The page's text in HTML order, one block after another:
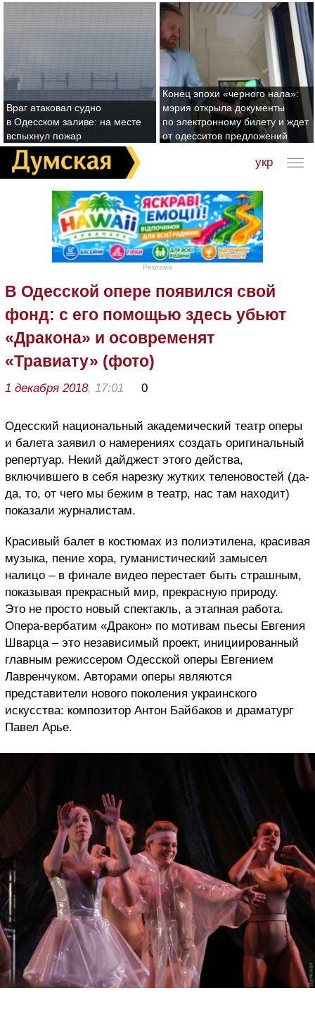
Враг атаковал судно
в Одесском заливе: на месте
вспыхнул пожар
Конец эпохи «черного нала»:
мэрия открыла документы
по электронному билету и ждет
от одесситов предложений
укр
Реклама
В Одесской опере появился свой
фонд: с его помощью здесь убьют
«Дракона» и осовременят
«Травиату» (фото)
1 декабря 2018, 17:01 0
Одесский национальный академический театр оперы
и балета заявил о намерениях создать оригинальный
репертуар. Некий дайджест этого действа,
включившего в себя нарезку жутких теленовостей (да-
да, то, от чего мы бежим в театр, нас там находит)
показали журналистам.
Красивый балет в костюмах из полиэтилена, красивая
музыка, пение хора, гуманистический замысел
налицо – в финале видео перестает быть страшным,
показывая прекрасный мир, прекрасную природу.
Это не просто новый спектакль, а этапная работа.
Опера-вербатим «Дракон» по мотивам пьесы Евгения
Шварца – это независимый проект, инициированный
главным режиссером Одесской оперы Евгением
Лавренчуком. Авторами оперы являются
представители нового поколения украинского
искусства: композитор Антон Байбаков и драматург
Павел Арье.